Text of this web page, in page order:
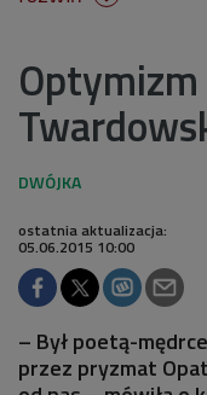
ostatnia aktualizacja:
05.06.2015 10:00
– Był poetą-
przez pryzmat